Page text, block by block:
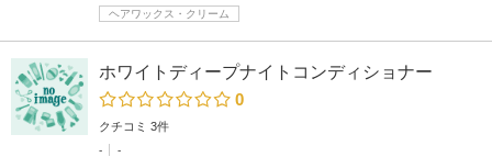
ヘアワックス・クリーム
ホワイトディープナイトコンディショナー
0
クチコミ 3件
-
-